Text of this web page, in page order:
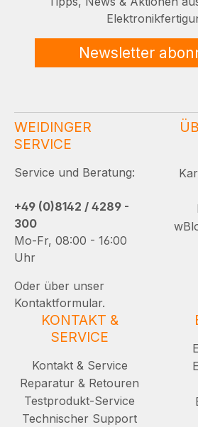
Newsletter
WEIDINGER
SERVICE
Service und Beratung:
+49 (0)8142 / 4289 -
300
Mo-Fr, 08:00 - 16:00
Uhr
Oder über unser
Kontaktformular.
KONTAKT &
SERVICE
Kontakt & Service
Reparatur & Retouren
Testprodukt-Service
Technischer Support